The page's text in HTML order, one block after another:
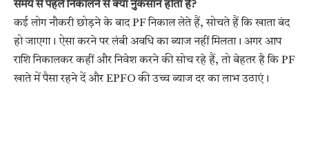
समय से पहले निकालने से क्या नुकसान होता है?
कई लोग नौकरी छोड़ने के बाद PF निकाल लेते हैं, सोचते हैं कि खाता बंद
हो जाएगा। ऐसा करने पर लंबी अवधि का ब्याज नहीं मिलता। अगर आप
राशि निकालकर कहीं और निवेश करने की सोच रहे हैं, तो बेहतर है कि PF
खाते में पैसा रहने दें और EPFO की उच्च ब्याज दर का लाभ उठाएं।